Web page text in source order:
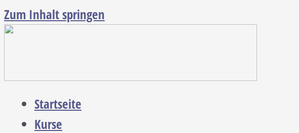
Zum Inhalt springen
Startseite
Kurse